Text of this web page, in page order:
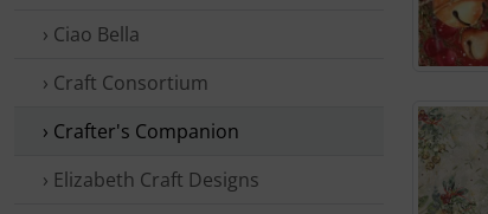
› Ciao Bella
› Craft Consortium
› Crafter's Companion
› Elizabeth Craft Designs